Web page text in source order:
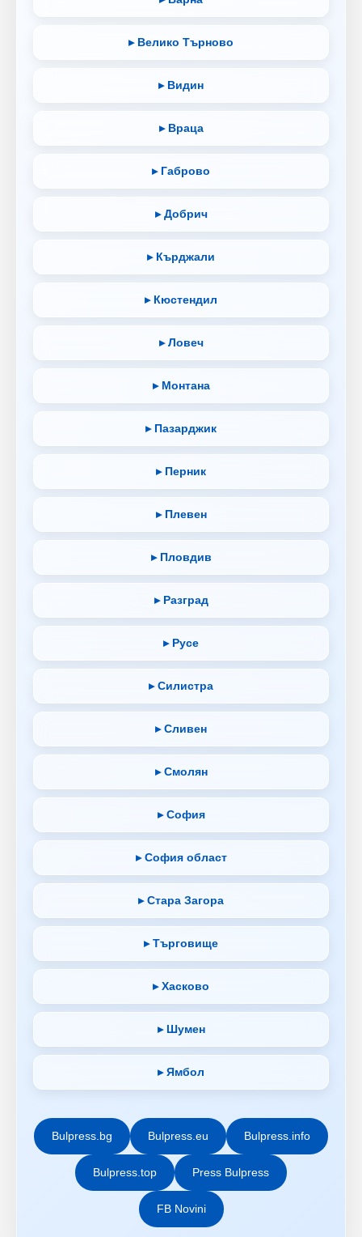
▸ Велико Търново
▸ Видин
▸ Враца
▸ Габрово
▸ Добрич
▸ Кърджали
▸ Кюстендил
▸ Ловеч
▸ Монтана
▸ Пазарджик
▸ Перник
▸ Плевен
▸ Пловдив
▸ Разград
▸ Русе
▸ Силистра
▸ Сливен
▸ Смолян
▸ София
▸ София област
▸ Стара Загора
▸ Търговище
▸ Хасково
▸ Шумен
▸ Ямбол
Bulpress.bg Bulpress.eu Bulpress.info
Bulpress.top Press Bulpress
FB Novini